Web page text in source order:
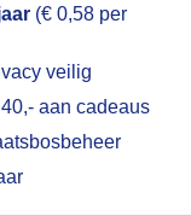
(€ 0,58 per
veilig
aan cadeaus
gebruiken voor
akkoord op hebt